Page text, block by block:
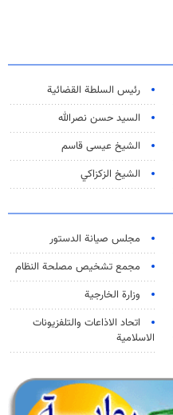
رئیس السلطة القضائیة
السيد حسن نصرالله
الشيخ عيسى قاسم
الشيخ الزكزاكي
مجلس صيانة الدستور
مجمع تشخيص مصلحة النظام
وزارة الخارجية
اتحاد الاذاعات والتلفزيونات
الاسلامية